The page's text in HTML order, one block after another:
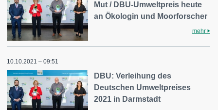
Mut / DBU-Umweltpreis heute
an Ökologin und Moorforscher
mehr
10.10.2021 – 09:51
DBU: Verleihung des
Deutschen Umweltpreises
2021 in Darmstadt